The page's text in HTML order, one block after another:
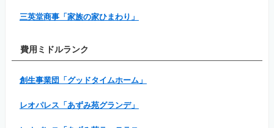
三英堂商事「家族の家ひまわり」
費用ミドルランク
創生事業団「グッドタイムホーム」
レオパレス「あずみ苑グランデ」